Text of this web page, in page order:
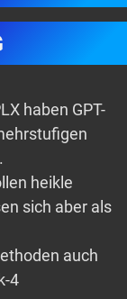
haben GPT-
heikle
sich aber als
auch
4